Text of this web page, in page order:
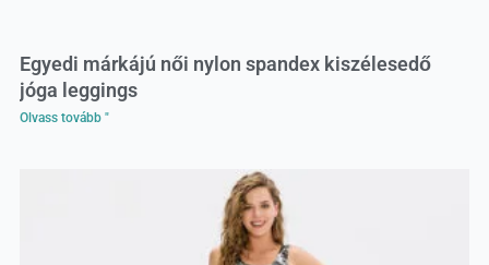
Egyedi márkájú női nylon spandex kiszélesedő
jóga leggings
Olvass tovább "